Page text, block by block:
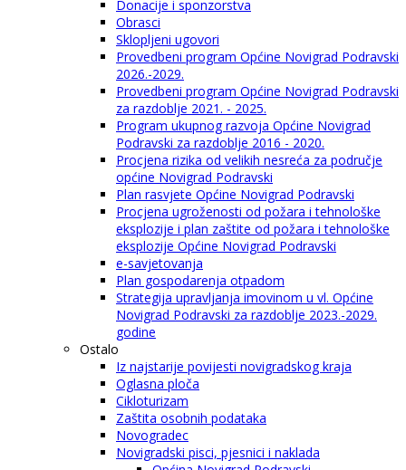
Donacije i sponzorstva
Obrasci
Sklopljeni ugovori
Provedbeni program Općine Novigrad Podravski
2026.-2029.
Provedbeni program Općine Novigrad Podravski
za razdoblje 2021. - 2025.
Program ukupnog razvoja Općine Novigrad
Podravski za razdoblje 2016 - 2020.
Procjena rizika od velikih nesreća za područje
općine Novigrad Podravski
Plan rasvjete Općine Novigrad Podravski
Procjena ugroženosti od požara i tehnološke
eksplozije i plan zaštite od požara i tehnološke
eksplozije Općine Novigrad Podravski
e-savjetovanja
Plan gospodarenja otpadom
Strategija upravljanja imovinom u vl. Općine
Novigrad Podravski za razdoblje 2023.-2029.
godine
Ostalo
Iz najstarije povijesti novigradskog kraja
Oglasna ploča
Cikloturizam
Zaštita osobnih podataka
Novogradec
Novigradski pisci, pjesnici i naklada